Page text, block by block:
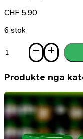
CHF 5.90
6 stok
Texhvidi
muslimanin
vogël
Produkte nga